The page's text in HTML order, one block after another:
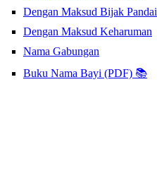
Dengan Maksud Bijak Pandai
Dengan Maksud Keharuman
Nama Gabungan
Buku Nama Bayi (PDF) 📚